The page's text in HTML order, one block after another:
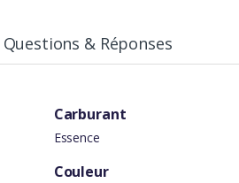
Questions & Réponses
Carburant
Essence
Couleur